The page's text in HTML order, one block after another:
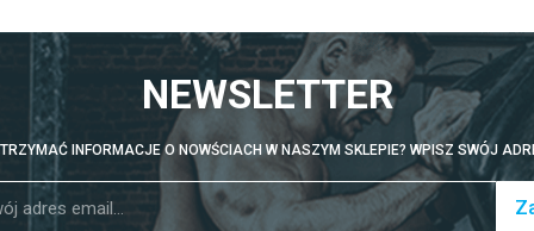
NEWSLETTER
INFORMACJE O NOWŚCIACH W NASZYM SKLEPIE? WPISZ SWÓJ